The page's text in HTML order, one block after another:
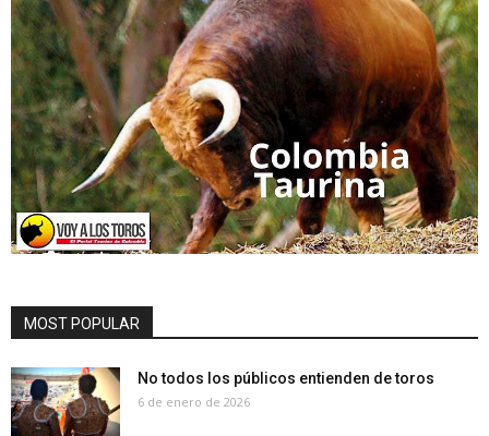
MOST POPULAR
No todos los públicos entienden de toros
6 de enero de 2026